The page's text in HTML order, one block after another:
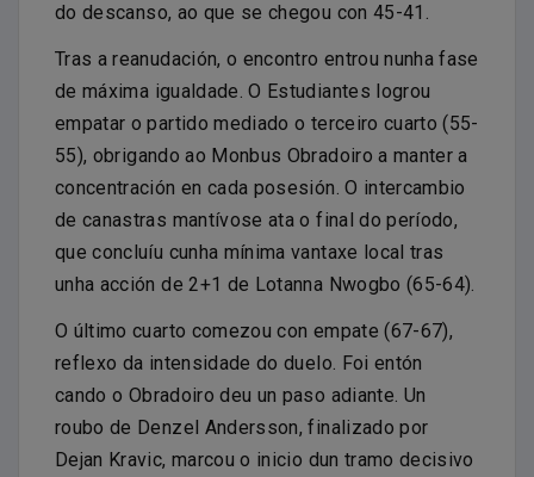
do descanso, ao que se chegou con 45-41.
Tras a reanudación, o encontro entrou nunha fase
de máxima igualdade. O Estudiantes logrou
empatar o partido mediado o terceiro cuarto (55-
55), obrigando ao Monbus Obradoiro a manter a
concentración en cada posesión. O intercambio
de canastras mantívose ata o final do período,
que concluíu cunha mínima vantaxe local tras
unha acción de 2+1 de Lotanna Nwogbo (65-64).
O último cuarto comezou con empate (67-67),
reflexo da intensidade do duelo. Foi entón
cando o Obradoiro deu un paso adiante. Un
roubo de Denzel Andersson, finalizado por
Dejan Kravic, marcou o inicio dun tramo decisivo